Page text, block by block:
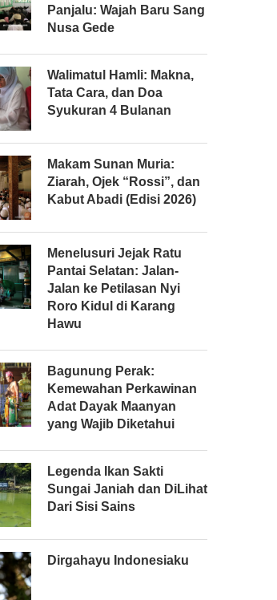
Panjalu: Wajah Baru Sang
Nusa Gede
Walimatul Hamli: Makna,
Tata Cara, dan Doa
Syukuran 4 Bulanan
Makam Sunan Muria:
Ziarah, Ojek “Rossi”, dan
Kabut Abadi (Edisi 2026)
Menelusuri Jejak Ratu
Pantai Selatan: Jalan-
Jalan ke Petilasan Nyi
Roro Kidul di Karang
Hawu
Bagunung Perak:
Kemewahan Perkawinan
Adat Dayak Maanyan
yang Wajib Diketahui
Legenda Ikan Sakti
Sungai Janiah dan DiLihat
Dari Sisi Sains
Dirgahayu Indonesiaku